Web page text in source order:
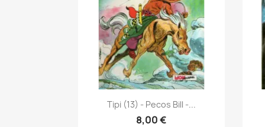
Pikakatselu
Tipi (13) - Pecos Bill -...
8,00 €